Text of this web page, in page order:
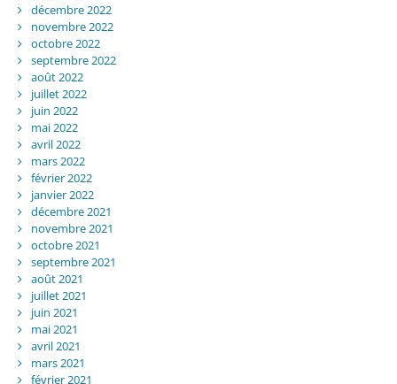
décembre 2022
novembre 2022
octobre 2022
septembre 2022
août 2022
juillet 2022
juin 2022
mai 2022
avril 2022
mars 2022
février 2022
janvier 2022
décembre 2021
novembre 2021
octobre 2021
septembre 2021
août 2021
juillet 2021
juin 2021
mai 2021
avril 2021
mars 2021
février 2021